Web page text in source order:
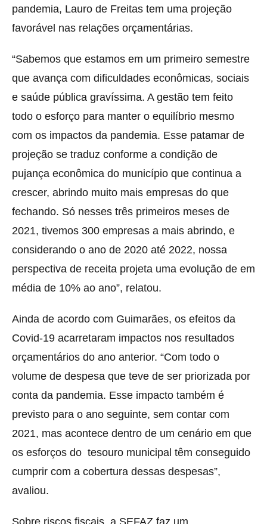
pandemia, Lauro de Freitas tem uma projeção
favorável nas relações orçamentárias.
“Sabemos que estamos em um primeiro semestre
que avança com dificuldades econômicas, sociais
e saúde pública gravíssima. A gestão tem feito
todo o esforço para manter o equilíbrio mesmo
com os impactos da pandemia. Esse patamar de
projeção se traduz conforme a condição de
pujança econômica do município que continua a
crescer, abrindo muito mais empresas do que
fechando. Só nesses três primeiros meses de
2021, tivemos 300 empresas a mais abrindo, e
considerando o ano de 2020 até 2022, nossa
perspectiva de receita projeta uma evolução de em
média de 10% ao ano”, relatou.
Ainda de acordo com Guimarães, os efeitos da
Covid-19 acarretaram impactos nos resultados
orçamentários do ano anterior. “Com todo o
volume de despesa que teve de ser priorizada por
conta da pandemia. Esse impacto também é
previsto para o ano seguinte, sem contar com
2021, mas acontece dentro de um cenário em que
os esforços do tesouro municipal têm conseguido
cumprir com a cobertura dessas despesas”,
avaliou.
Sobre riscos fiscais, a SEFAZ faz um